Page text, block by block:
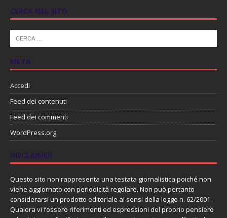
CERCA NEL SITO
META
Accedi
Feed dei contenuti
Feed dei commenti
WordPress.org
DISCLAIMER
Questo sito non rappresenta una testata giornalistica poiché non
viene aggiornato con periodicità regolare. Non può pertanto
considerarsi un prodotto editoriale ai sensi della legge n. 62/2001.
Qualora vi fossero riferimenti ed espressioni del proprio pensiero